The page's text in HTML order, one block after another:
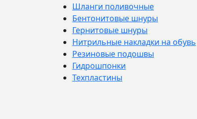
Шланги поливочные
Бентонитовые шнуры
Гернитовые шнуры
Нитрильные накладки на обувь
Резиновые подошвы
Гидрошпонки
Техпластины